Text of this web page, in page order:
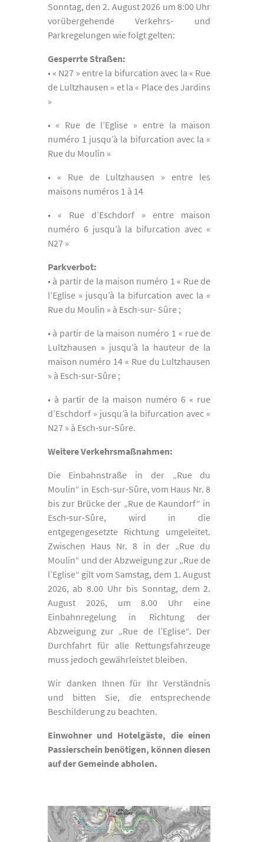
Sonntag, den 2. August 2026 um 8:00 Uhr
vorübergehende Verkehrs- und
Parkregelungen wie folgt gelten:
Gesperrte Straßen:
• « N27 » entre la bifurcation avec la « Rue
de Lultzhausen » et la « Place des Jardins
»
• « Rue de l’Eglise » entre la maison
numéro 1 jusqu’à la bifurcation avec la «
Rue du Moulin »
• « Rue de Lultzhausen » entre les
maisons numéros 1 à 14
• « Rue d’Eschdorf » entre maison
numéro 6 jusqu’à la bifurcation avec «
N27 »
Parkverbot:
• à partir de la maison numéro 1 « Rue de
l’Eglise » jusqu’à la bifurcation avec la «
Rue du Moulin » à Esch-sur- Sûre ;
• à partir de la maison numéro 1 « rue de
Lultzhausen » jusqu’à la hauteur de la
maison numéro 14 « Rue du Lultzhausen
» à Esch-sur-Sûre ;
• à partir de la maison numéro 6 « rue
d’Eschdorf » jusqu’à la bifurcation avec «
N27 » à Esch-sur-Sûre.
Weitere Verkehrsmaßnahmen:
Die Einbahnstraße in der „Rue du
Moulin“ in Esch-sur-Sûre, vom Haus Nr. 8
bis zur Brücke der „Rue de Kaundorf“ in
Esch-sur-Sûre, wird in die
entgegengesetzte Richtung umgeleitet.
Zwischen Haus Nr. 8 in der „Rue du
Moulin“ und der Abzweigung zur „Rue de
l’Eglise“ gilt vom Samstag, dem 1. August
2026, ab 8.00 Uhr bis Sonntag, dem 2.
August 2026, um 8.00 Uhr eine
Einbahnregelung in Richtung der
Abzweigung zur „Rue de l’Eglise“. Der
Durchfahrt für alle Rettungsfahrzeuge
muss jedoch gewährleistet bleiben.
Wir danken Ihnen für Ihr Verständnis
und bitten Sie, die entsprechende
Beschilderung zu beachten.
Einwohner und Hotelgäste, die einen
Passierschein benötigen, können diesen
auf der Gemeinde abholen.